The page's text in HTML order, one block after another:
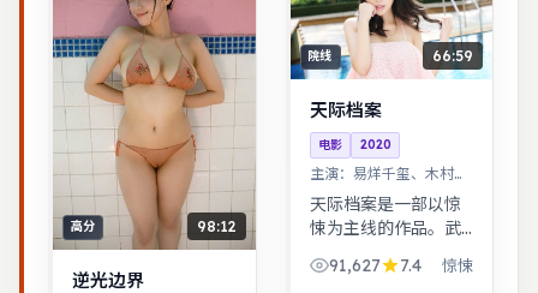
高分 98:12
逆光边界
院线 66:59
天际档案
电影 2020
主演： 易烊千玺、木村拓
哉 等
天际档案是一部以惊
悚为主线的作品。武
侠江湖中的道义抉
择，动作设计利落，
91,627 7.4 惊悚